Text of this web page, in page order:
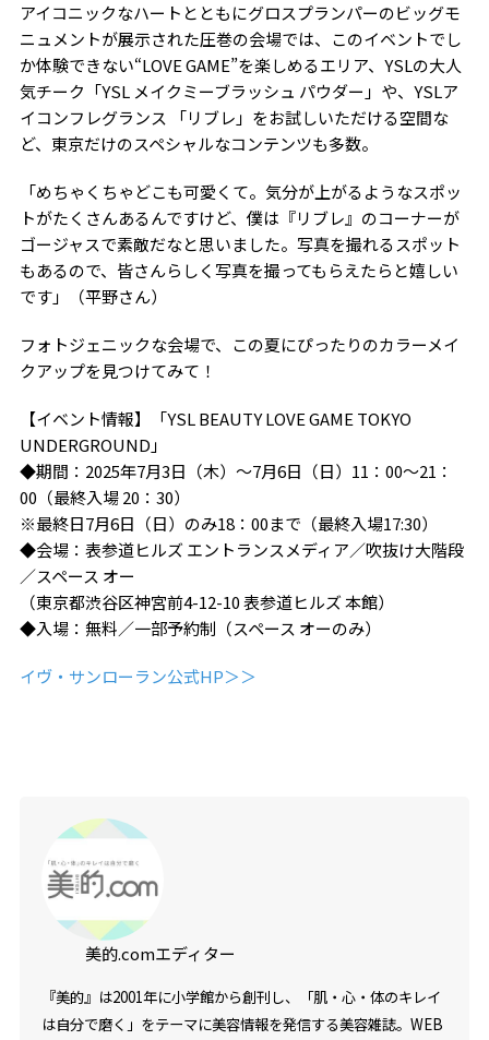
アイコニックなハートとともにグロスプランパーのビッグモ
ニュメントが展示された圧巻の会場では、このイベントでし
か体験できない“LOVE GAME”を楽しめるエリア、YSLの大人
気チーク「YSL メイクミーブラッシュ パウダー」や、YSLア
イコンフレグランス 「リブレ」をお試しいただける空間な
ど、東京だけのスペシャルなコンテンツも多数。
「めちゃくちゃどこも可愛くて。気分が上がるようなスポッ
トがたくさんあるんですけど、僕は『リブレ』のコーナーが
ゴージャスで素敵だなと思いました。写真を撮れるスポット
もあるので、皆さんらしく写真を撮ってもらえたらと嬉しい
です」（平野さん）
フォトジェニックな会場で、この夏にぴったりのカラーメイ
クアップを見つけてみて！
【イベント情報】「YSL BEAUTY LOVE GAME TOKYO
UNDERGROUND」
◆期間：2025年7月3日（木）～7月6日（日）11：00～21：
00（最終入場 20：30）
※最終日7月6日（日）のみ18：00まで（最終入場17:30）
◆会場：表参道ヒルズ エントランスメディア／吹抜け大階段
／スペース オー
（東京都渋谷区神宮前4-12-10 表参道ヒルズ 本館）
◆入場：無料／一部予約制（スペース オーのみ）
イヴ・サンローラン公式HP＞＞
美的.comエディター
『美的』は2001年に小学館から創刊し、「肌・心・体のキレイ
は自分で磨く」をテーマに美容情報を発信する美容雑誌。WEB